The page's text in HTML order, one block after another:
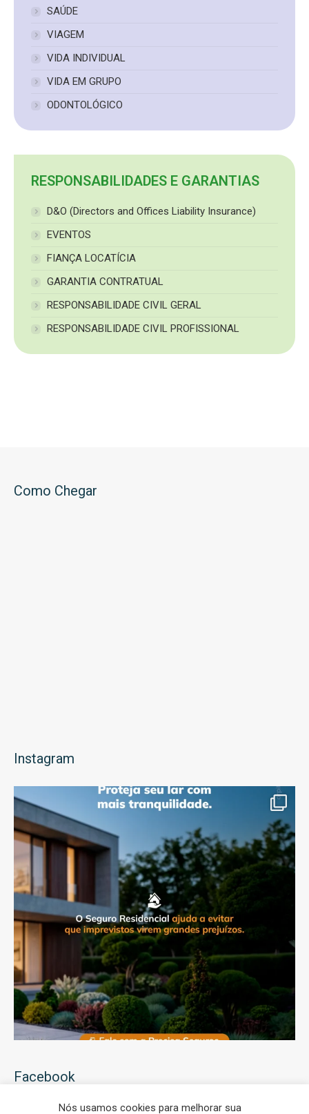
SAÚDE
VIAGEM
VIDA INDIVIDUAL
VIDA EM GRUPO
ODONTOLÓGICO
RESPONSABILIDADES E GARANTIAS
D&O (Directors and Offices Liability Insurance)
EVENTOS
FIANÇA LOCATÍCIA
GARANTIA CONTRATUAL
RESPONSABILIDADE CIVIL GERAL
RESPONSABILIDADE CIVIL PROFISSIONAL
Como Chegar
Instagram
Facebook
Nós usamos cookies para melhorar sua